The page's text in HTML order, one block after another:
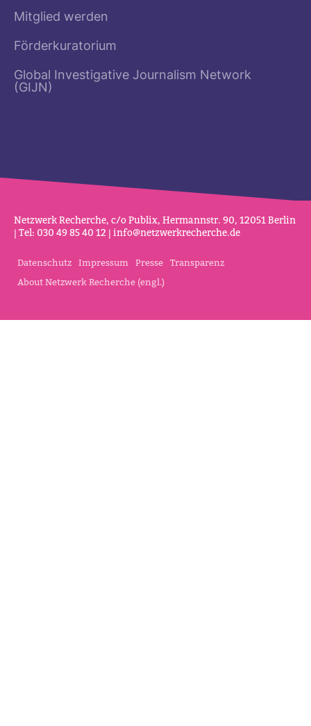
Mitglied werden
Förderkuratorium
Global Investigative Journalism Network
(GIJN)
Netz­werk Recherche, c/o Publix, Her­mannstr. 90, 12051 Berlin
| Tel: 030 49 85 40 12 | info@netz­werk­re­cherche.de
Datenschutz Impressum Presse Transparenz
About Netzwerk Recherche (engl.)